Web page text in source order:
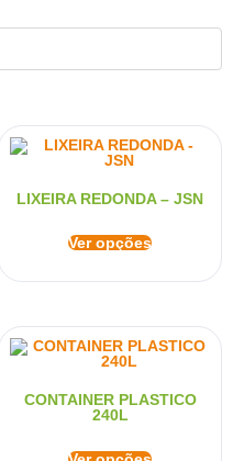
LIXEIRA REDONDA – JSN
Ver opções
CONTAINER PLASTICO
240L